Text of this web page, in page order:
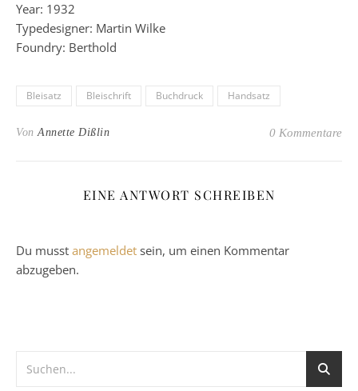
Year: 1932
Typedesigner: Martin Wilke
Foundry: Berthold
Bleisatz Bleischrift Buchdruck Handsatz
VonAnnette Dißlin 0 Kommentare
EINE ANTWORT SCHREIBEN
Du musst angemeldet sein, um einen Kommentar
abzugeben.